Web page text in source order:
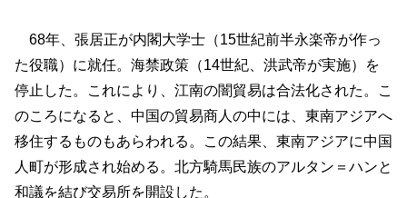
68年、張居正が内閣大学士（15世紀前半永楽帝が作っ
た役職）に就任。海禁政策（14世紀、洪武帝が実施）を
停止した。これにより、江南の闇貿易は合法化された。こ
のころになると、中国の貿易商人の中には、東南アジアへ
移住するものもあらわれる。この結果、東南アジアに中国
人町が形成され始める。北方騎馬民族のアルタン＝ハンと
和議を結び交易所を開設した。